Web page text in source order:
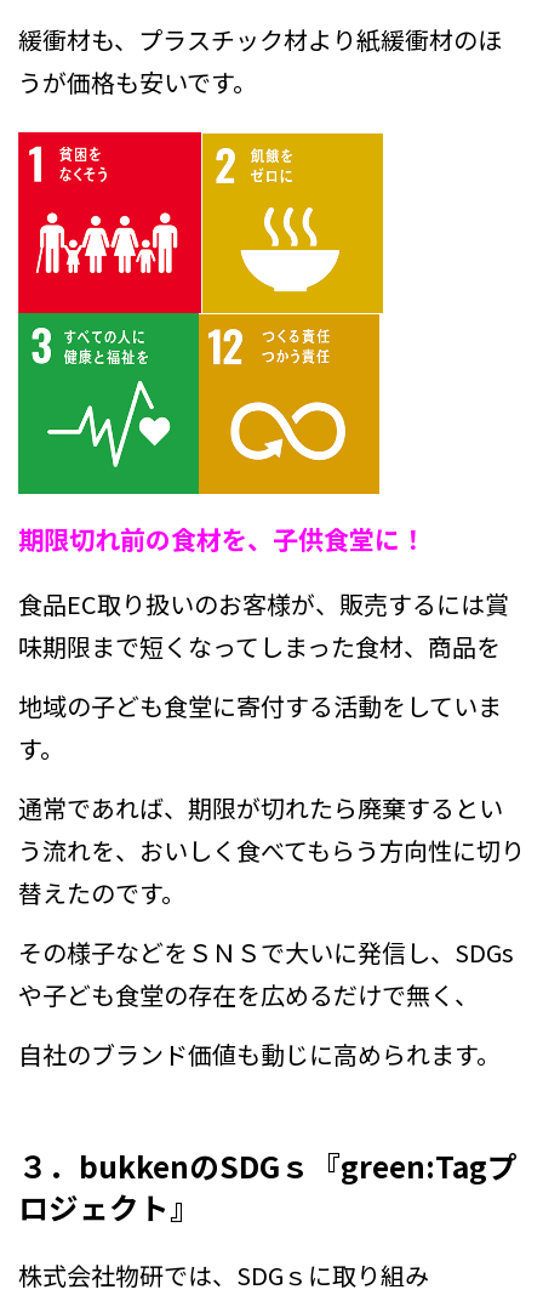
緩衝材も、プラスチック材より紙緩衝材のほ
うが価格も安いです。
期限切れ前の食材を、子供食堂に！
食品EC取り扱いのお客様が、販売するには賞
味期限まで短くなってしまった食材、商品を
地域の子ども食堂に寄付する活動をしていま
す。
通常であれば、期限が切れたら廃棄するとい
う流れを、おいしく食べてもらう方向性に切り
替えたのです。
その様子などをＳＮＳで大いに発信し、SDGs
や子ども食堂の存在を広めるだけで無く、
自社のブランド価値も動じに高められます。
３．bukkenのSDGｓ『green:Tagプ
ロジェクト』
株式会社物研では、SDGｓに取り組み